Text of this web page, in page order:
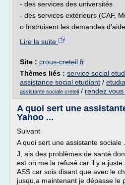
- des services des universités
- des services extérieurs (CAF,
o Instruisent les demandes
Lire la suite
Site : crous-creteil.fr
Thèmes liés : service social
assistance social etudiant /
assistante sociale creteil / rendez
A quoi sert une
Yahoo ...
Suivant
A quoi sert une assistante sociale
J, ais des problèmes de santé
est on me la refusé car il y a juste
ASS car sois disant que avec le
jusqu,a maintenant je dépasse le